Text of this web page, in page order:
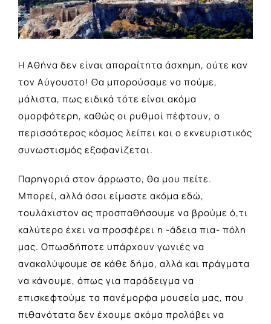
Η Αθήνα δεν είναι απαραίτητα άσχημη, ούτε καν
τον Αύγουστο! Θα μπορούσαμε να πούμε,
μάλιστα, πως ειδικά τότε είναι ακόμα
ομορφότερη, καθώς οι ρυθμοί πέφτουν, ο
περισσότερος κόσμος λείπει και ο εκνευριστικός
συνωστισμός εξαφανίζεται.
Παρηγοριά στον άρρωστο, θα μου πείτε.
Μπορεί, αλλά όσοι είμαστε ακόμα εδώ,
τουλάχιστον ας προσπαθήσουμε να βρούμε ό,τι
καλύτερο έχει να προσφέρει η -άδεια πια- πόλη
μας. Οπωσδήποτε υπάρχουν γωνιές να
ανακαλύψουμε σε κάθε δήμο, αλλά και πράγματα
να κάνουμε, όπως για παράδειγμα να
επισκεφτούμε τα πανέμορφα μουσεία μας, που
πιθανότατα δεν έχουμε ακόμα προλάβει να